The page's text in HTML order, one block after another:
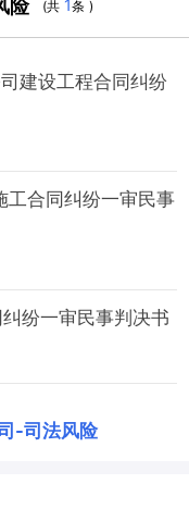
险 (共 1条 )
建设工程合同纠纷
工合同纠纷一审民事
纷一审民事判决书
-司法风险